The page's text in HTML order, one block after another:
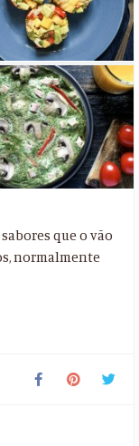
que o vão
normalmente